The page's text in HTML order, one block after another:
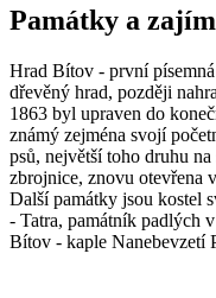
Památky a
Hrad Bítov - první
dřevěný hrad, později
1863 byl upraven do
známý zejména svojí
psů, největší toho druhu
zbrojnice, znovu otevřena
Další památky jsou kostel
- Tatra, památník padlých
Bítov - kaple Nanebevzetí